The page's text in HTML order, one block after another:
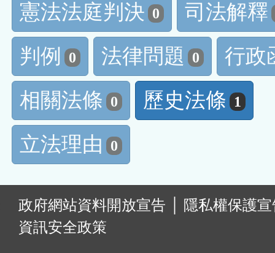
憲法法庭判決 0
司法解釋
判例
0 法律問題 0
行政
相關法條 0 歷史法條 1
立法理由 0
政府網站資料開放宣告
隱私權保護
資訊安全政策